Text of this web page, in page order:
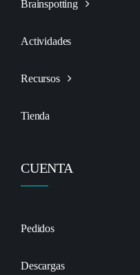
Brainspotting
Actividades
Recursos
Tienda
CUENTA
Pedidos
Descargas